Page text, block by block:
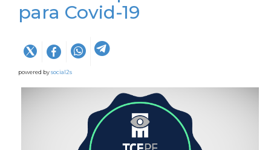
para Covid-19
powered bysocial2s